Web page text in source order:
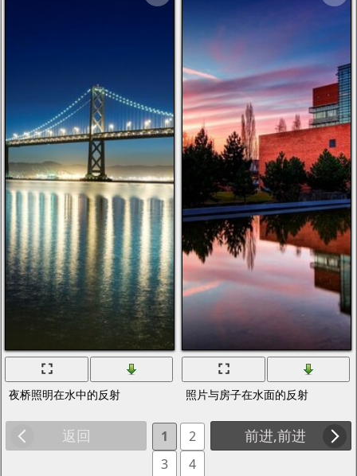
夜桥照明在水中的反射 照片与房子在水面的反射
返回 前进,前进
1
2
3
4